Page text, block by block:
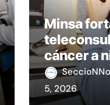
Minsa
cáncer a
nacional
5, 2026